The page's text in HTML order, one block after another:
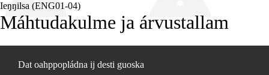
Ieŋŋilsa (ENG01‑04)
Máhtudakulme ja árvustallam
Dat oahppopládna ij desti guoska